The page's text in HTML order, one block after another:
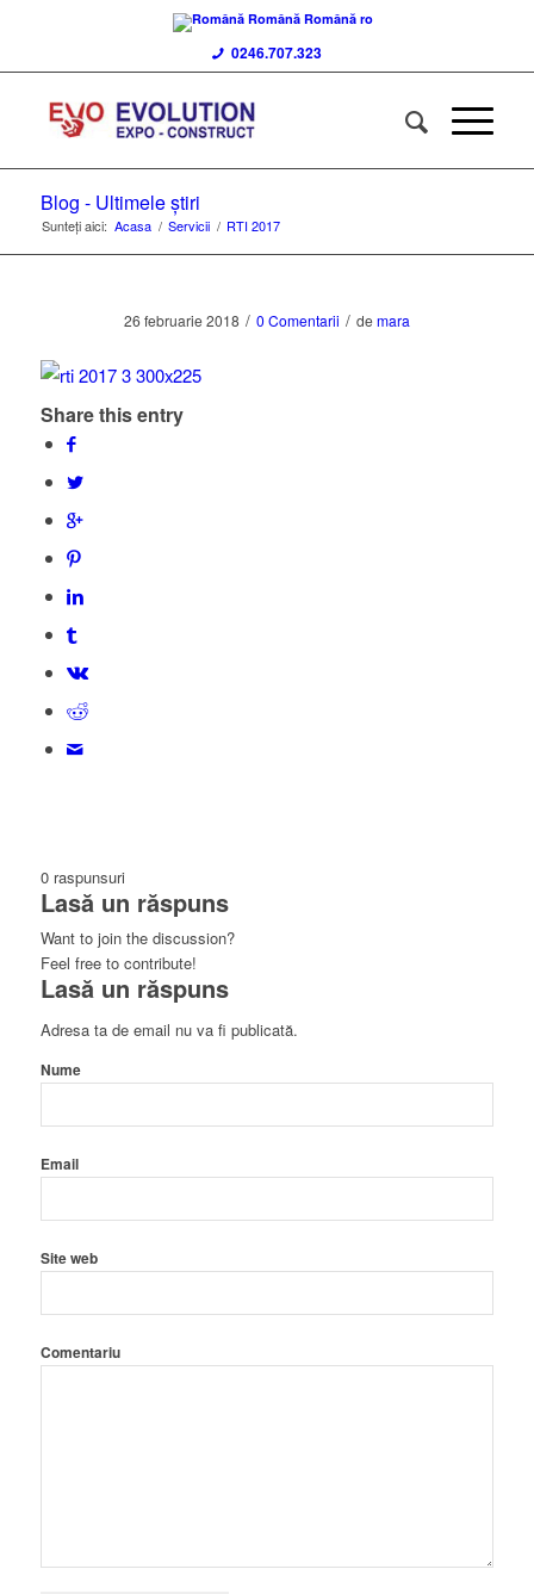
Română Română ro
0246.707.323
Blog - Ultimele știri
Sunteți aici: Acasa / Servicii / RTI 2017
26 februarie 2018 / 0 Comentarii / demara
Share this entry
0 raspunsuri
Lasă un răspuns
Want to join the discussion?
Feel free to contribute!
Lasă un răspuns
Adresa ta de email nu va fi publicată.
Nume
Email
Site web
Comentariu